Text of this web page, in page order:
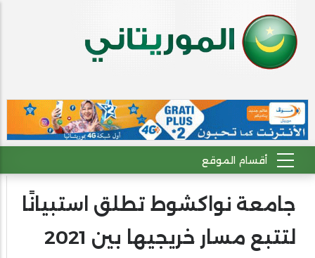
جامعة نواكشوط تطلق استبيانًا
لتتبع مسار خريجيها بين 2021